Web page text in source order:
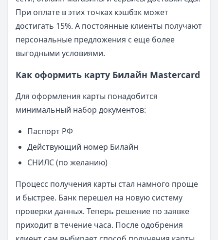
При оплате в этих точках кэшбэк может
достигать 15%. А постоянные клиенты получают
персональные предложения с еще более
выгодными условиями.
Как оформить карту Билайн Mastercard
Для оформления карты понадобится
минимальный набор документов:
Паспорт РФ
Действующий номер Билайн
СНИЛС (по желанию)
Процесс получения карты стал намного проще
и быстрее. Банк перешел на новую систему
проверки данных. Теперь решение по заявке
приходит в течение часа. После одобрения